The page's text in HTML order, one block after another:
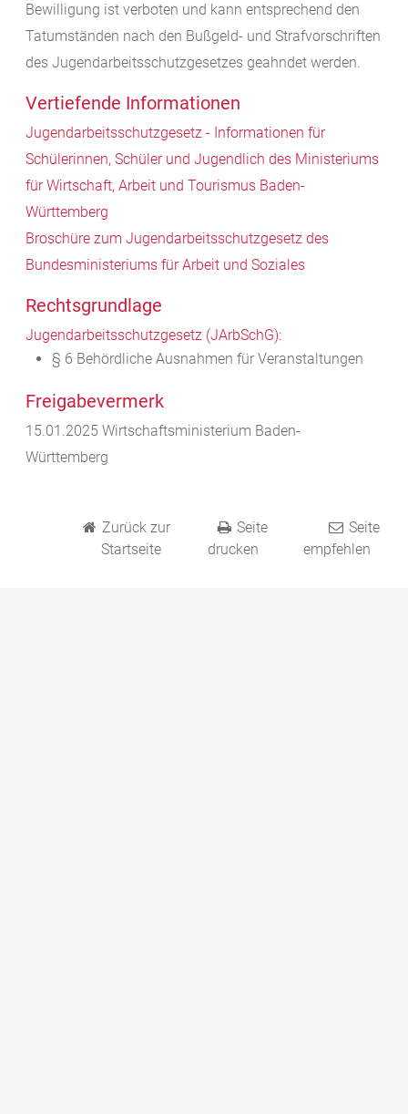
Bewilligung ist verboten und kann entsprechend den
Tatumständen nach den Bußgeld- und Strafvorschriften
des Jugendarbeitsschutzgesetzes geahndet werden.
Vertiefende Informationen
Jugendarbeitsschutzgesetz - Informationen für
Schülerinnen, Schüler und Jugendlich des Ministeriums
für Wirtschaft, Arbeit und Tourismus Baden-
Württemberg
Broschüre zum Jugendarbeitsschutzgesetz des
Bundesministeriums für Arbeit und Soziales
Rechtsgrundlage
Jugendarbeitsschutzgesetz (JArbSchG):
§ 6 Behördliche Ausnahmen für Veranstaltungen
Freigabevermerk
15.01.2025 Wirtschaftsministerium Baden-
Württemberg
Zurück zur
Startseite
Seite
drucken
Seite
empfehlen